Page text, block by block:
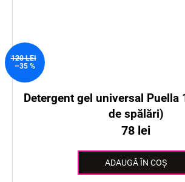
120 LEI
–35 %
Detergent gel universal Puella
de spălări)
78 lei
ADAUGĂ ÎN COŞ